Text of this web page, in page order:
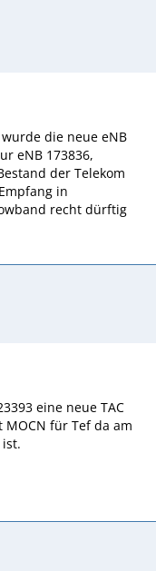
die neue eNB
eNB 173836,
der Telekom
in
recht dürftig
eine neue TAC
für Tef da am